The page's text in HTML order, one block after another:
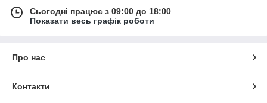
Сьогодні працює з 09:00 до 18:00
Показати весь графік роботи
Про нас
Контакти